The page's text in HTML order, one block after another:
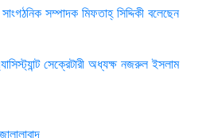
সাংগঠনিক সম্পাদক মিফতাহ্ সিদ্দিকী বলেছেন
সেক্রেটারী অধ্যক্ষ নজরুল ইসলাম